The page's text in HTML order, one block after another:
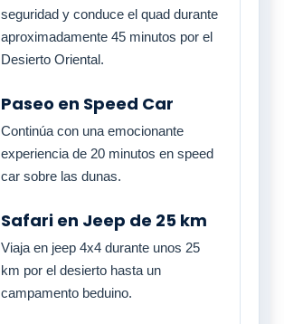
seguridad y conduce el quad durante
aproximadamente 45 minutos por el
Desierto Oriental.
Paseo en Speed Car
Continúa con una emocionante
experiencia de 20 minutos en speed
car sobre las dunas.
Safari en Jeep de 25 km
Viaja en jeep 4x4 durante unos 25
km por el desierto hasta un
campamento beduino.